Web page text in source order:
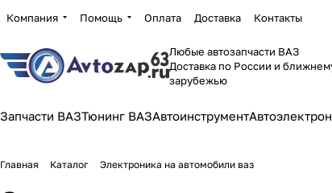
Компания Помощь Оплата Доставка Контакты
Любые автозапчасти ВАЗ
Доставка по России и
зарубежью
Запчасти ВАЗТюнинг ВАЗАвтоинструмент
Главная Каталог Электроника на автомобили ваз